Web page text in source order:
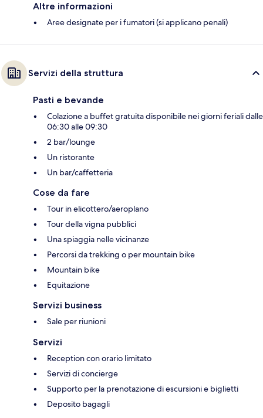
Altre informazioni
Aree designate per i fumatori (si applicano penali)
Servizi della struttura
Pasti e bevande
Colazione a buffet gratuita disponibile nei giorni feriali dalle
06:30 alle 09:30
2 bar/lounge
Un ristorante
Un bar/caffetteria
Cose da fare
Tour in elicottero/aeroplano
Tour della vigna pubblici
Una spiaggia nelle vicinanze
Percorsi da trekking o per mountain bike
Mountain bike
Equitazione
Servizi business
Sale per riunioni
Servizi
Reception con orario limitato
Servizi di concierge
Supporto per la prenotazione di escursioni e biglietti
Deposito bagagli